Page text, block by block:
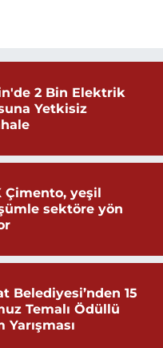
2 Bin Elektrik
Yetkisiz
Çimento, yeşil
sektöre yön
Belediyesi’nden 15
Temalı Ödüllü
Yarışması